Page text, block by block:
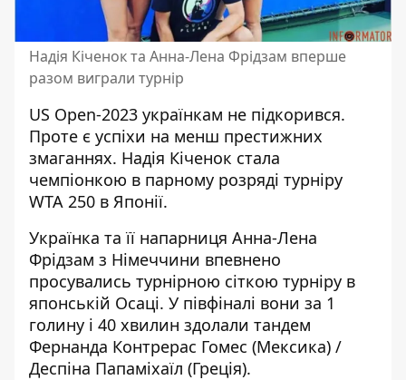
Надія Кіченок та Анна-Лена Фрідзам вперше
разом виграли турнір
US Open-2023 українкам не підкорився.
Проте є успіхи на менш престижних
змаганнях. Надія Кіченок стала
чемпіонкою в парному розряді турніру
WTA 250 в Японії.
Українка та її напарниця Анна-Лена
Фрідзам з Німеччини впевнено
просувались турнірною сіткою турніру в
японській Осаці. У півфіналі вони за 1
голину і 40 хвилин здолали тандем
Фернанда Контрерас Гомес (Мексика) /
Деспіна Папаміхаїл (Греція).